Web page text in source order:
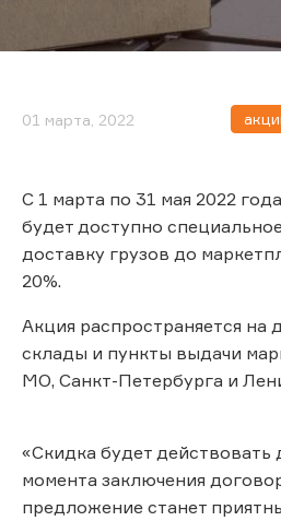
01 марта, 2022
С 1 марта по 31 мая 2022
будет доступно
доставку грузов до
20%.
Акция распространяется на
склады и пункты выдачи
МО, Санкт-Петербурга и
«Скидка будет действовать
момента заключения
предложение станет